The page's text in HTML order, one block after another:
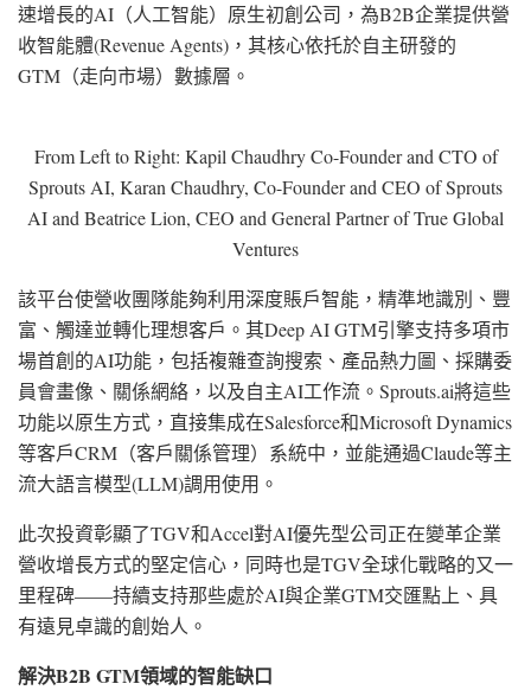
速增長的AI（人工智能）原生初創公司，為B2B企業提供營
收智能體(Revenue Agents)，其核心依托於自主研發的
GTM（走向市場）數據層。
From Left to Right: Kapil Chaudhry Co-Founder and CTO of
Sprouts AI, Karan Chaudhry, Co-Founder and CEO of Sprouts
AI and Beatrice Lion, CEO and General Partner of True Global
Ventures
該平台使營收團隊能夠利用深度賬戶智能，精準地識別、豐
富、觸達並轉化理想客戶。其Deep AI GTM引擎支持多項市
場首創的AI功能，包括複雜查詢搜索、產品熱力圖、採購委
員會畫像、關係網絡，以及自主AI工作流。Sprouts.ai將這些
功能以原生方式，直接集成在Salesforce和Microsoft Dynamics
等客戶CRM（客戶關係管理）系統中，並能通過Claude等主
流大語言模型(LLM)調用使用。
此次投資彰顯了TGV和Accel對AI優先型公司正在變革企業
營收增長方式的堅定信心，同時也是TGV全球化戰略的又一
里程碑——持續支持那些處於AI與企業GTM交匯點上、具
有遠見卓識的創始人。
解決B2B GTM領域的智能缺口